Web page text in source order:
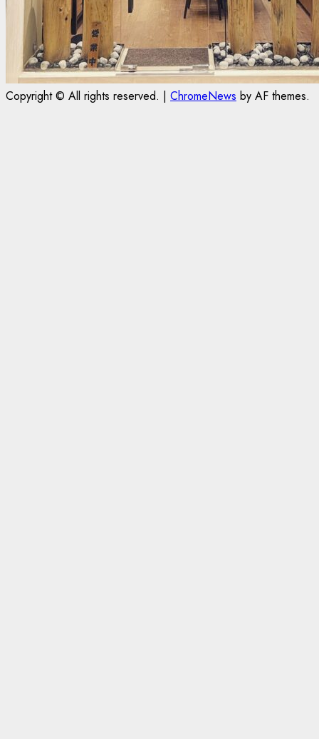
Copyright © All rights reserved. | ChromeNews by AF themes.